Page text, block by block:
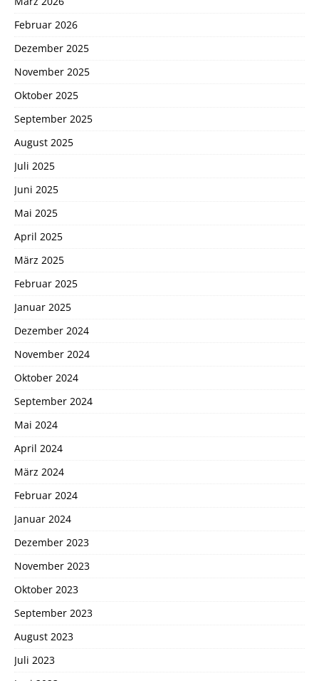
Februar 2026
Dezember 2025
November 2025
Oktober 2025
September 2025
August 2025
Juli 2025
Juni 2025
Mai 2025
April 2025
März 2025
Februar 2025
Januar 2025
Dezember 2024
November 2024
Oktober 2024
September 2024
Mai 2024
April 2024
März 2024
Februar 2024
Januar 2024
Dezember 2023
November 2023
Oktober 2023
September 2023
August 2023
Juli 2023